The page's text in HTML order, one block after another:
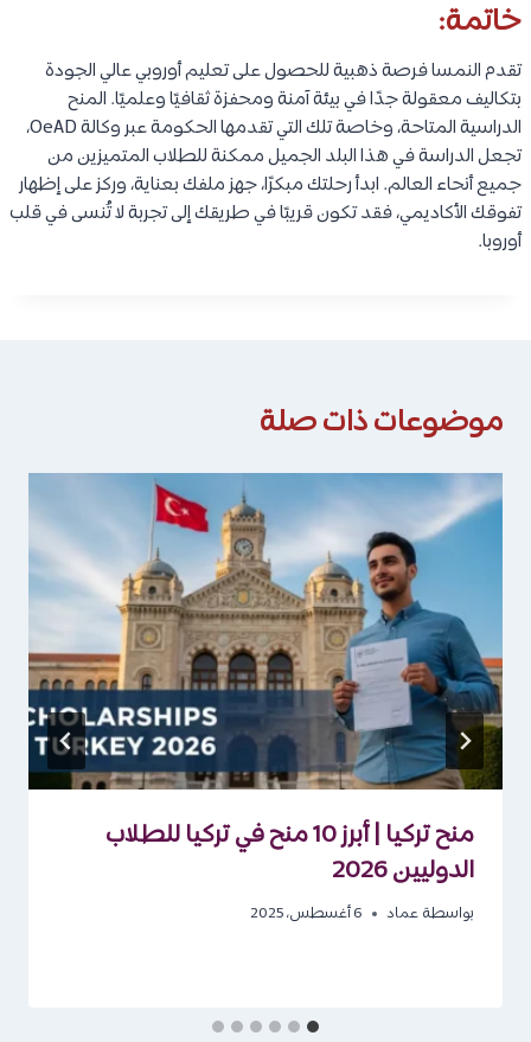
خاتمة:
تقدم النمسا فرصة ذهبية للحصول على تعليم أوروبي عالي الجودة
بتكاليف معقولة جدًا في بيئة آمنة ومحفزة ثقافيًا وعلميًا. المنح
الدراسية المتاحة، وخاصة تلك التي تقدمها الحكومة عبر وكالة OeAD،
تجعل الدراسة في هذا البلد الجميل ممكنة للطلاب المتميزين من
جميع أنحاء العالم. ابدأ رحلتك مبكرًا، جهز ملفك بعناية، وركز على إظهار
تفوقك الأكاديمي، فقد تكون قريبًا في طريقك إلى تجربة لا تُنسى في قلب
أوروبا.
موضوعات ذات صلة
منح تركيا | أبرز 10 منح في تركيا للطلاب
الدوليين 2026
بواسطة عماد 6 أغسطس، 2025